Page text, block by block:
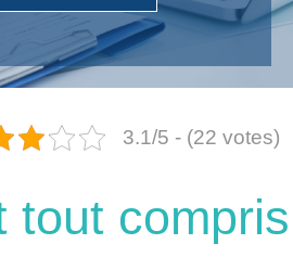
3.1/5 - (22 votes)
tout compris